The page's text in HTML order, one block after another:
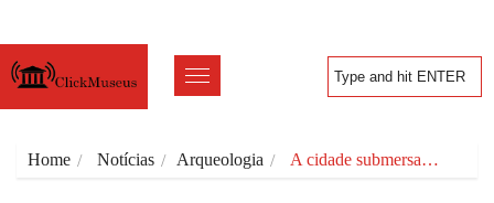
Home Notícias Arqueologia A cidade submersa…